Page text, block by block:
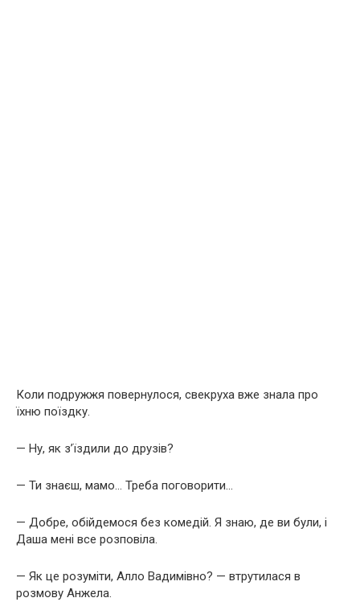
Коли подружжя повернулося, свекруха вже знала про
їхню поїздку.
— Ну, як з’їздили до друзів?
— Ти знаєш, мамо… Треба поговорити…
— Добре, обійдемося без комедій. Я знаю, де ви були, і
Даша мені все розповіла.
— Як це розуміти, Алло Вадимівно? — втрутилася в
розмову Анжела.